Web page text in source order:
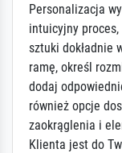
Personalizacja
intuicyjny
sztuki dokładnie
ramę, określ
dodaj
również opcje
zaokrąglenia i
Klienta jest do